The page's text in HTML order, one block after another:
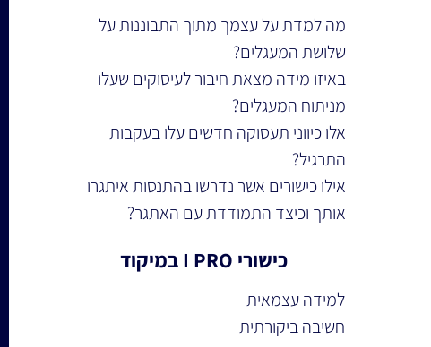
מה למדת על עצמך מתוך התבוננות על
שלושת המעגלים?
באיזו מידה מצאת חיבור לעיסוקים שעלו
מניתוח המעגלים?
אלו כיווני תעסוקה חדשים עלו בעקבות
התרגיל?
אילו כישורים אשר נדרשו בהתנסות איתגרו
אותך וכיצד התמודדת עם האתגר?
כישורי I PRO במיקוד
למידה עצמאית
חשיבה ביקורתית